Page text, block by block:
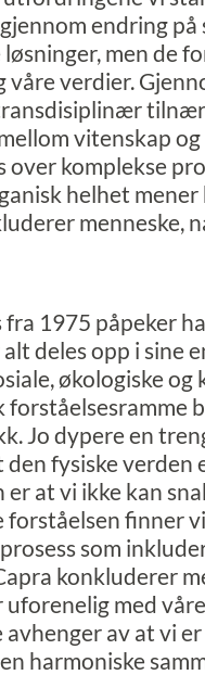
endring
men de
verdier.
vitenskap
komplekse
helhet
menneske,
fra 1975 påpeker
deles opp i sine
økologiske
Jo dypere en
fysiske verden
at vi ikke kan
forståelsen finner
som
konkluderer
uforenelig med
av at vi
harmoniske